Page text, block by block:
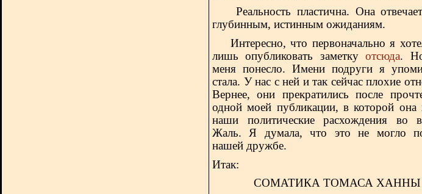
Реальность пластична. Она
глубинным, истинным ожиданиям.
Интересно, что первоначально я
лишь опубликовать заметкуотсюда.
меня понесло. Имени подруги я
стала. У нас с ней и так сейчас плохие
Вернее, они прекратились после
одной моей публикации, в которой она
наши политические расхождения во
Жаль. Я думала, что это не могло
нашей дружбе.
Итак:
СОМАТИКА ТОМАСА ХАННЫ